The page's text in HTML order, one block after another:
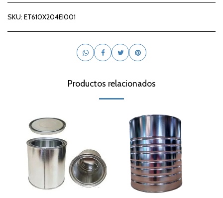
SKU: ET610X204EI001
Productos relacionados